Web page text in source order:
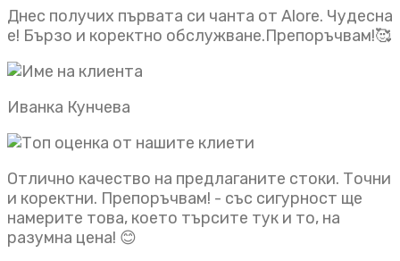
Днес получих първата си чанта от Alore. Чудесна
е! Бързо и коректно обслужване.Препоръчвам!🥰
Иванка Кунчева
Отлично качество на предлаганите стоки. Точни
и коректни. Препоръчвам! - със сигурност ще
намерите това, което търсите тук и то, на
разумна цена! 😊